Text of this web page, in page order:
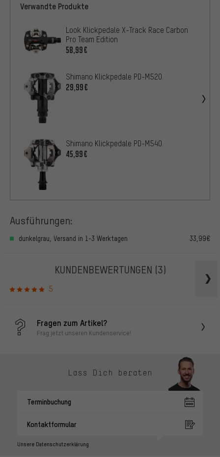
Verwandte Produkte
Look Klickpedale X-Track Race Carbon
Pro Team Edition
58,99€
Shimano Klickpedale PD-M520
29,99€
Shimano Klickpedale PD-M540
45,99€
Ausführungen:
dunkelgrau, Versand in 1-3 Werktagen 33,99€
KUNDENBEWERTUNGEN (3)
5
Fragen zum Artikel?
Frag jetzt unseren Kundenservice!
Lass Dich beraten
Terminbuchung
Kontaktformular
Unsere Datenschutzerklärung